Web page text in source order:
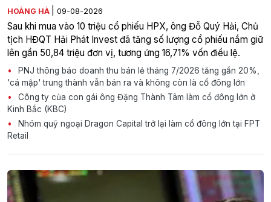
HOÀNG HÀ 09-08-2026
Sau khi mua vào 10 triệu cổ phiếu HPX, ông Đỗ Quý Hải, Chủ
tịch HĐQT Hải Phát Invest đã tăng số lượng cổ phiếu nắm giữ
lên gần 50,84 triệu đơn vị, tương ứng 16,71% vốn điều lệ.
PNJ thông báo doanh thu bán lẻ tháng 7/2026 tăng gần 20%,
'cá mập' trung thành vẫn bán ra và không còn là cổ đông lớn
Công ty của con gái ông Đặng Thành Tâm làm cổ đông lớn ở
Kinh Bắc (KBC)
Nhóm quỹ ngoại Dragon Capital trở lại làm cổ đông lớn tại FPT
Retail